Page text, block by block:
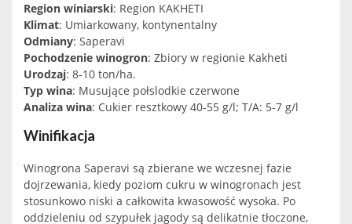
Region winiarski: Region KAKHETI
Klimat: Umiarkowany, kontynentalny
Odmiany: Saperavi
Pochodzenie winogron: Zbiory w regionie Kakheti
Urodzaj: 8-10 ton/ha.
Typ wina: Musujące połslodkie czerwone
Analiza wina: Cukier resztkowy 40-55 g/l; T/A: 5-7 g/l
Winifikacja
Winogrona Saperavi są zbierane we wczesnej fazie
dojrzewania, kiedy poziom cukru w winogronach jest
stosunkowo niski a całkowita kwasowość wysoka. Po
oddzieleniu od szypułek jagody są delikatnie tłoczone,